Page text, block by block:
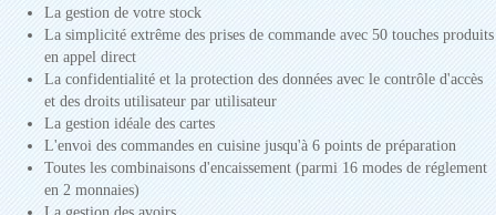
La gestion de votre stock
La simplicité extrême des prises de commande avec 50 touches produits
en appel direct
La confidentialité et la protection des données avec le contrôle d'accès
et des droits utilisateur par utilisateur
La gestion idéale des cartes
L'envoi des commandes en cuisine jusqu'à 6 points de préparation
Toutes les combinaisons d'encaissement (parmi 16 modes de réglement
en 2 monnaies)